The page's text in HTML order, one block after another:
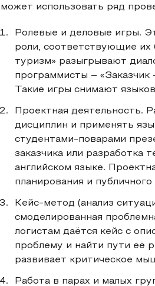
может использовать ряд
Ролевые и деловые игры.
роли, соответствующие
туризм» разыгрывают
программисты – «Заказчик
Такие игры снимают
Проектная деятельность.
дисциплин и применять
студентами-поварами
заказчика или разработка
английском языке.
планирования и
Кейс-метод (анализ
смоделированная
логистам даётся кейс с
проблему и найти пути её
развивает критическое
Работа в парах и малых